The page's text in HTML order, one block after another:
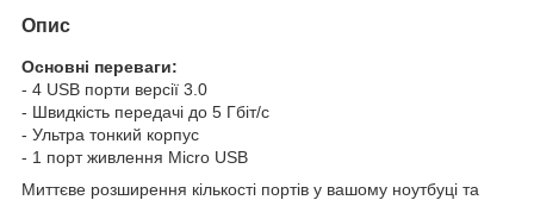
Опис
Основні переваги:
- 4 USB порти версії 3.0
- Швидкість передачі до 5 Гбіт/с
- Ультра тонкий корпус
- 1 порт живлення Micro USB
Миттєве розширення кількості портів у вашому ноутбуці та